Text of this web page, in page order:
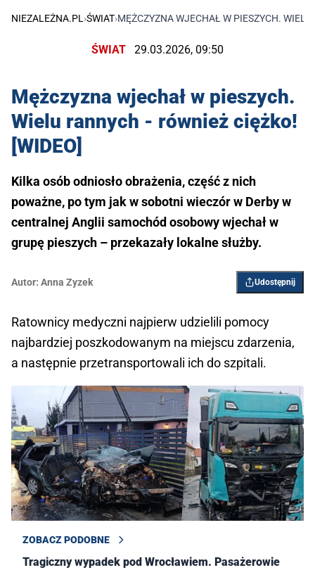
NIEZALEŻNA.PL ›ŚWIAT›MĘŻCZYZNA WJECHAŁ W PIESZYCH.
ŚWIAT 29.03.2026, 09:50
Mężczyzna wjechał w pieszych.
Wielu rannych - również ciężko!
[WIDEO]
Kilka osób odniosło obrażenia, część z nich
poważne, po tym jak w sobotni wieczór w Derby w
centralnej Anglii samochód osobowy wjechał w
grupę pieszych – przekazały lokalne służby.
Autor: Anna Zyzek Udostępnij
Ratownicy medyczni najpierw udzielili pomocy
najbardziej poszkodowanym na miejscu zdarzenia,
a następnie przetransportowali ich do szpitali.
ZOBACZ PODOBNE
Tragiczny wypadek pod Wrocławiem. Pasażerowie